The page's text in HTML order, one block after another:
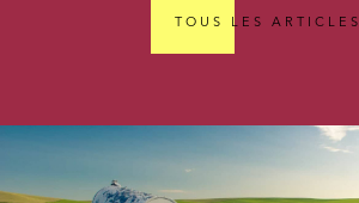
TOUS LES ARTICLES